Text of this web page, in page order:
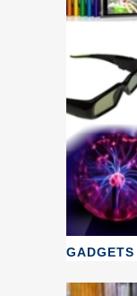
GADGETS